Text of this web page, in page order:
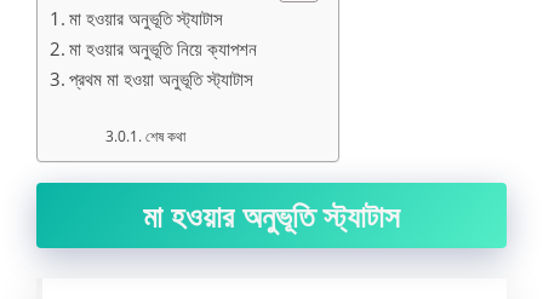
মা হওয়ার অনুভূতি স্ট্যাটাস
মা হওয়ার অনুভূতি নিয়ে ক্যাপশন
প্রথম মা হওয়া অনুভূতি স্ট্যাটাস
শেষ কথা
মা হওয়ার অনুভূতি স্ট্যাটাস